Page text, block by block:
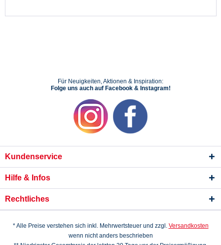
Für Neuigkeiten, Aktionen & Inspiration:
Folge uns auch auf Facebook & Instagram!
Kundenservice
Hilfe & Infos
Rechtliches
* Alle Preise verstehen sich inkl. Mehrwertsteuer und zzgl. Versandkosten
wenn nicht anders beschrieben